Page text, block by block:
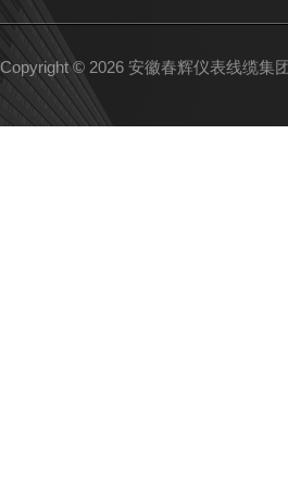
Copyright © 2026 安徽春辉仪表线缆集